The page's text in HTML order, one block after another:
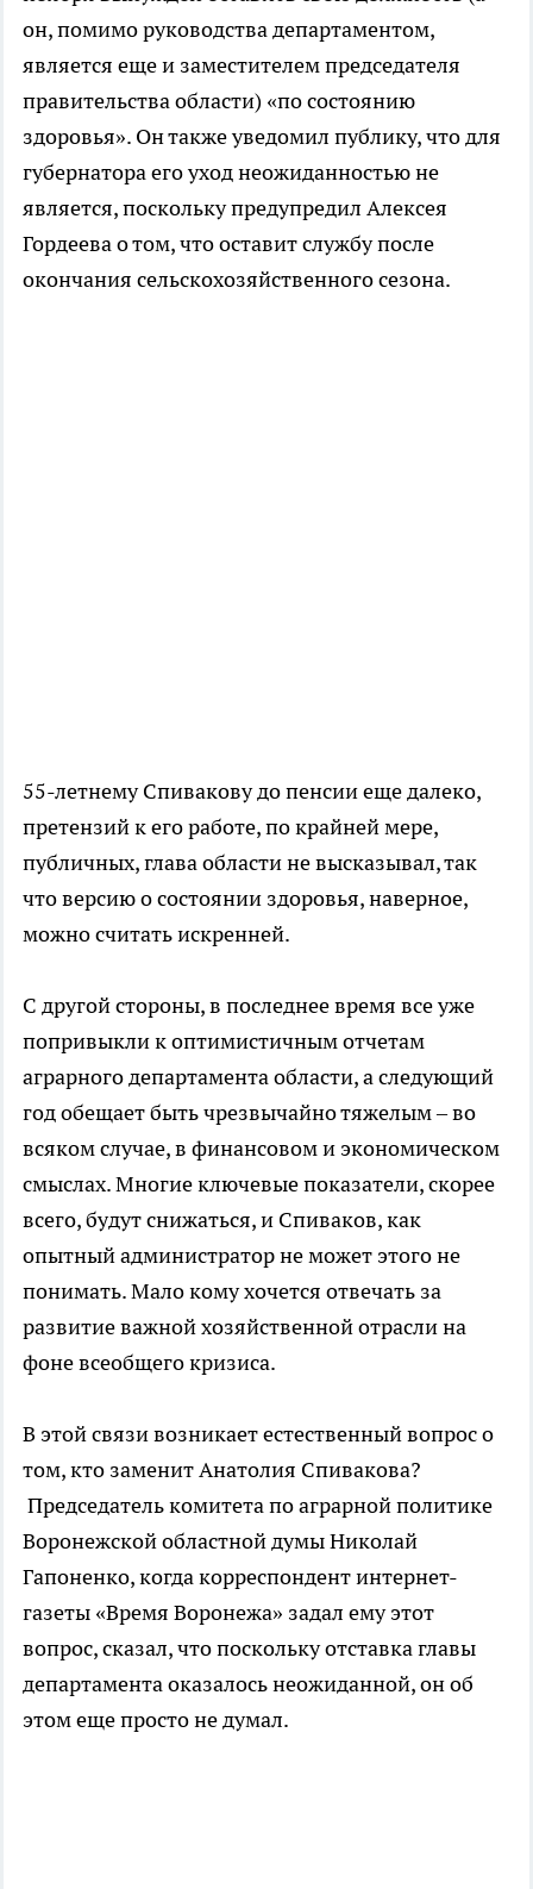
он, помимо руководства департаментом,
является еще и заместителем председателя
правительства области) «по состоянию
здоровья». Он также уведомил публику, что для
губернатора его уход неожиданностью не
является, поскольку предупредил Алексея
Гордеева о том, что оставит службу после
окончания сельскохозяйственного сезона.
55-летнему Спивакову до пенсии еще далеко,
претензий к его работе, по крайней мере,
публичных, глава области не высказывал, так
что версию о состоянии здоровья, наверное,
можно считать искренней.
С другой стороны, в последнее время все уже
попривыкли к оптимистичным отчетам
аграрного департамента области, а следующий
год обещает быть чрезвычайно тяжелым – во
всяком случае, в финансовом и экономическом
смыслах. Многие ключевые показатели, скорее
всего, будут снижаться, и Спиваков, как
опытный администратор не может этого не
понимать. Мало кому хочется отвечать за
развитие важной хозяйственной отрасли на
фоне всеобщего кризиса.
В этой связи возникает естественный вопрос о
том, кто заменит Анатолия Спивакова?
Председатель комитета по аграрной политике
Воронежской областной думы Николай
Гапоненко, когда корреспондент интернет-
газеты «Время Воронежа» задал ему этот
вопрос, сказал, что поскольку отставка главы
департамента оказалось неожиданной, он об
этом еще просто не думал.